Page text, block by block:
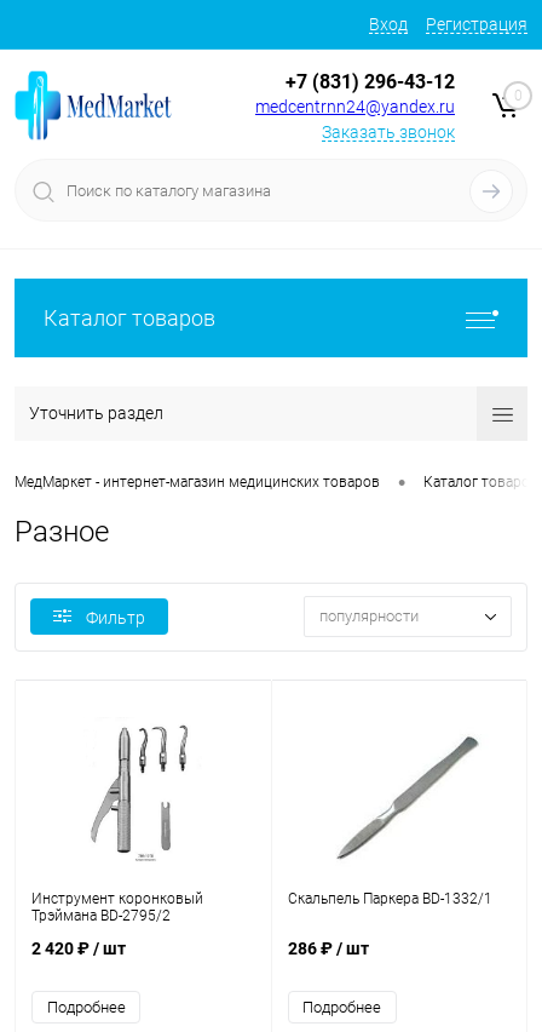
Вход Регистрация
+7 (831) 296-43-12
medcentrnn24@yandex.ru
Заказать звонок
0
Каталог товаров
Уточнить раздел
МедМаркет - интернет-магазин медицинских товаров • Каталог товаров
Разное
Фильтр популярности
Инструмент коронковый
Трэймана BD-2795/2
2 420 ₽/ шт
Подробнее
Скальпель Паркера BD-1332/1
286 ₽/ шт
Подробнее